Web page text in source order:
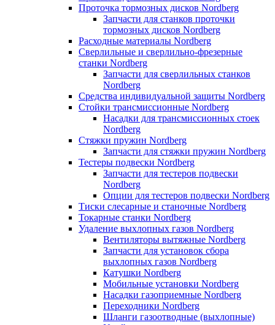
Проточка тормозных дисков Nordberg
Запчасти для станков проточки
тормозных дисков Nordberg
Расходные материалы Nordberg
Сверлильные и сверлильно-фрезерные
станки Nordberg
Запчасти для сверлильных станков
Nordberg
Средства индивидуальной защиты Nordberg
Стойки трансмиссионные Nordberg
Насадки для трансмиссионных стоек
Nordberg
Стяжки пружин Nordberg
Запчасти для стяжки пружин Nordberg
Тестеры подвески Nordberg
Запчасти для тестеров подвески
Nordberg
Опции для тестеров подвески Nordberg
Тиски слесарные и станочные Nordberg
Токарные станки Nordberg
Удаление выхлопных газов Nordberg
Вентиляторы вытяжные Nordberg
Запчасти для установок сбора
выхлопных газов Nordberg
Катушки Nordberg
Мобильные установки Nordberg
Насадки газоприемные Nordberg
Переходники Nordberg
Шланги газоотводные (выхлопные)